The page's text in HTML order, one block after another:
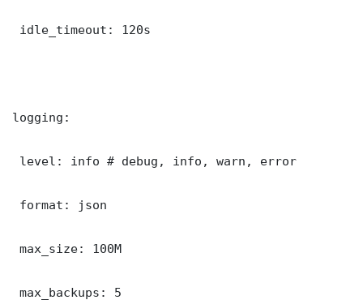
idle_timeout: 120s
logging:
level: info # debug, info, warn, error
format: json
max_size: 100M
max_backups: 5